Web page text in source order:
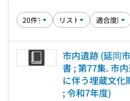
市内遺跡 (延岡
書 ; 第77集. 市
に伴う埋蔵文化
; 令和7年度)